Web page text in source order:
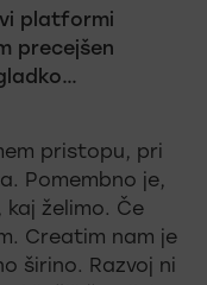
platformi
precejšen
pristopu, pri
Pomembno je,
kaj želimo. Če
Creatim nam je
širino. Razvoj ni